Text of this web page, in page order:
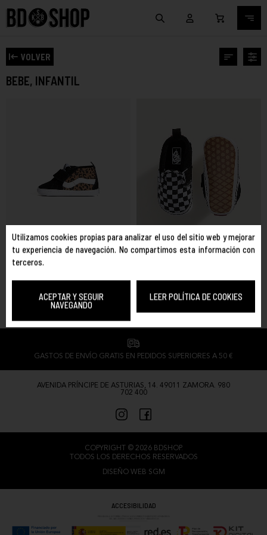
Utilizamos cookies propias para analizar el uso del sitio web y mejorar
tu experiencia de navegación. No compartimos esta información con
terceros.
ACEPTAR Y SEGUIR
NAVEGANDO
LEER POLÍTICA DE COOKIES
VOLVER
BEBE, INFANTIL
VANS
sk8-hI cRIB Leopardo Slip-On V Crib
35,00 €
GASTOS DE ENVÍO GRATIS EN PEDIDOS SUPERIORES A 50 €
AVENIDA PRÍNCIPE DE ASTURIAS, 14. 49011 ZAMORA. 980
702 400
COPYRIGHT © 2026 BDSHOP.
TODOS LOS DERECHOS RESERVADOS
DISEÑO WEB SGM
ACCESIBILIDAD